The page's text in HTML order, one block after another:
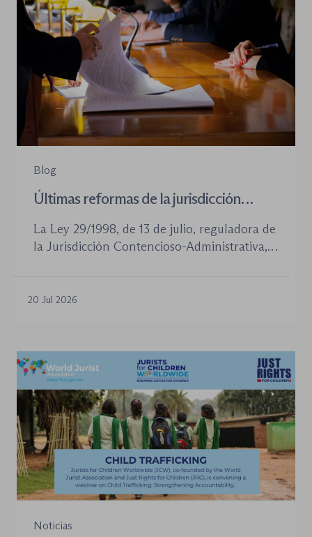
Blog
Últimas reformas de la jurisdicción
La Ley 29/1998, de 13 de julio, reguladora de
la Jurisdicción Contencioso-Administrativa,
aprobadas en los últimos años no han
tramitación de los procedimientos como en
la organización de los órganos […]
20 Jul 2026
Noticias